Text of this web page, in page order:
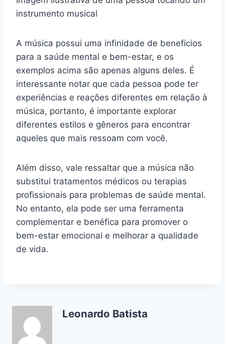
instrumento musical
A música possui uma infinidade de benefícios
para a saúde mental e bem-estar, e os
exemplos acima são apenas alguns deles. É
interessante notar que cada pessoa pode ter
experiências e reações diferentes em relação à
música, portanto, é importante explorar
diferentes estilos e gêneros para encontrar
aqueles que mais ressoam com você.
Além disso, vale ressaltar que a música não
substitui tratamentos médicos ou terapias
profissionais para problemas de saúde mental.
No entanto, ela pode ser uma ferramenta
complementar e benéfica para promover o
bem-estar emocional e melhorar a qualidade
de vida.
Leonardo Batista